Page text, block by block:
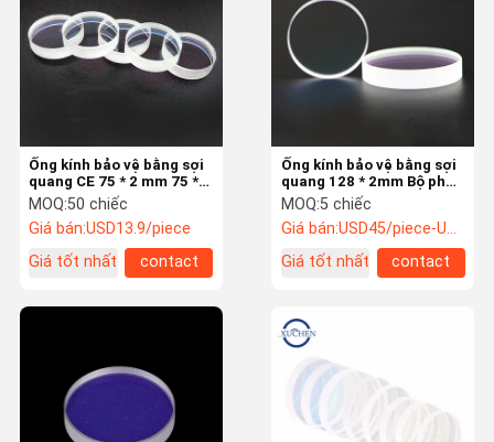
Ống kính bảo vệ bằng sợi
quang CE 75 * 2 mm 75 *
2.8mm 40/20
MOQ:50 chiếc
Giá bán:USD13.9/piece
Giá tốt nhất
contact
Ống kính bảo vệ bằng sợi
quang 128 * 2mm Bộ phận
quang hình tròn H-K9L
MOQ:5 chiếc
Giá bán:USD45/piece-USD29/piece
Giá tốt nhất
contact